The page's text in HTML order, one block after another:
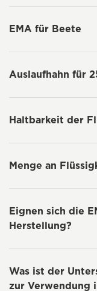
EMA für Beete
Auslaufhahn für
Haltbarkeit der
Menge an
Eignen sich die
Herstellung?
Was ist der
zur Verwendung